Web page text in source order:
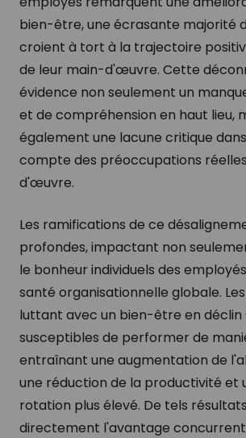
bien-être, une écrasante majorité
croient à tort à la trajectoire
de leur main-d'œuvre. Cette
évidence non seulement un
et de compréhension en haut lieu,
également une lacune critique
compte des préoccupations
d'œuvre.
Les ramifications de ce
profondes, impactant non
le bonheur individuels des
santé organisationnelle globale.
luttant avec un bien-être en déclin
susceptibles de performer de
entraînant une augmentation de
une réduction de la productivité et
rotation plus élevé. De tels
directement l'avantage